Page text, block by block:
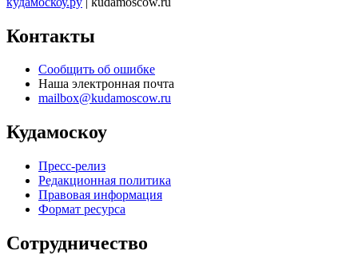
Контакты
Сообщить об ошибке
Наша электронная почта
mailbox@kudamoscow.ru
Кудамоскоу
Пресс-релиз
Редакционная политика
Правовая информация
Формат ресурса
Сотрудничество